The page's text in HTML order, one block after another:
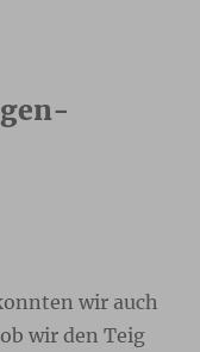
wir auch
wir den Teig